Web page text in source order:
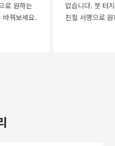
로 원하는
바꿔보세요.
없습니다. 붓 터
친필 서명으로